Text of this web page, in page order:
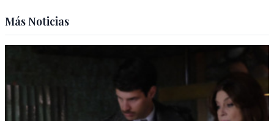
Más Noticias